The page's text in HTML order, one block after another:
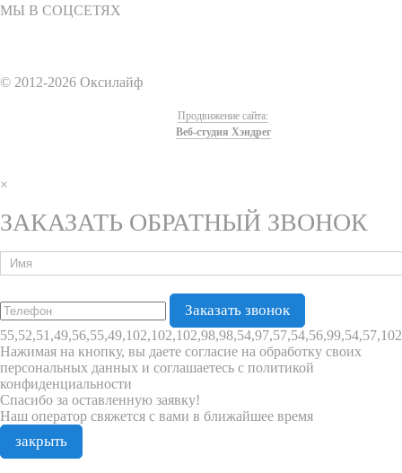
МЫ В СОЦСЕТЯХ
© 2012-2026 Оксилайф
Продвижение сайта:
Веб-студия Хэндрег
×
ЗАКАЗАТЬ ОБРАТНЫЙ ЗВОНОК
Нажимая на кнопку, вы даете согласие на обработку своих
персональных данных и соглашаетесь с политикой
конфиденциальности
Спасибо за оставленную заявку!
Наш оператор свяжется с вами в ближайшее время
закрыть